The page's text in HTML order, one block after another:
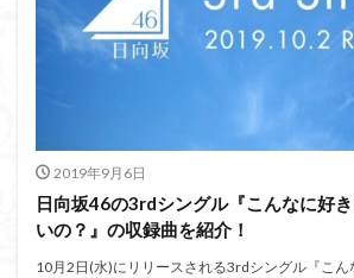
2019年9月6日
日向坂46の3rdシングル『こんなに好
いの？』の収録曲を紹介！
10月2日(水)にリリースされる3rdシングル『こん